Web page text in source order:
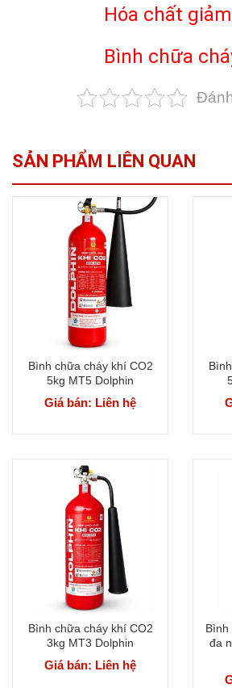
Hóa chất
Bình chữa
SẢN PHẨM LIÊN QUAN
Bình chữa cháy khí CO2
5kg MT5 Dolphin
Giá bán: Liên hệ
Bình chữa cháy khí CO2
3kg MT3 Dolphin
Giá bán: Liên hệ
Bình
đa